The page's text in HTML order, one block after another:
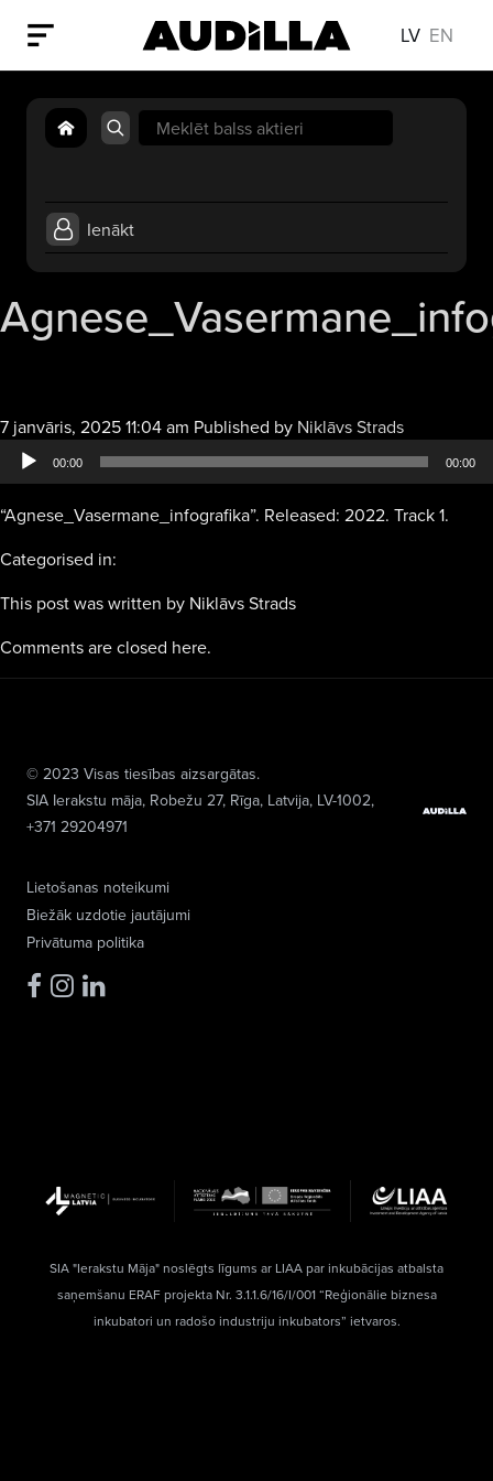
LV EN
Search
for:
Ienākt
7 janvāris, 2025 11:04 am Published by Niklāvs StradsAudio
atskaņotājs
00:00 00:00
“Agnese_Vasermane_infografika”. Released: 2022. Track 1.
Categorised in:
This post was written by Niklāvs Strads
Comments are closed here.
Lietošanas noteikumi
Biežāk uzdotie jautājumi
Privātuma politika
© 2023 Visas tiesības aizsargātas.
SIA Ierakstu māja, Robežu 27, Rīga, Latvija, LV-1002,
+371 29204971
SIA "Ierakstu Māja" noslēgts līgums ar LIAA par inkubācijas atbalsta
saņemšanu ERAF projekta Nr. 3.1.1.6/16/I/001 “Reģionālie biznesa
inkubatori un radošo industriju inkubators” ietvaros.